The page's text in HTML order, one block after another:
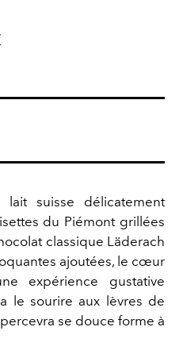
suisse délicatement
du Piémont grillées
classique Läderach
ajoutées, le cœur
expérience gustative
le sourire aux lèvres de
se douce forme à